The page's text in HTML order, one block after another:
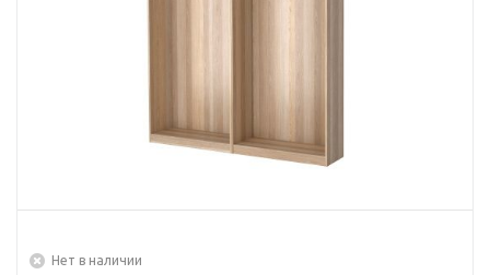
Нет в наличии